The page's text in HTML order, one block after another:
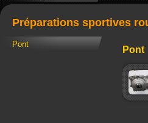
Préparations sportives
Pont
Pont